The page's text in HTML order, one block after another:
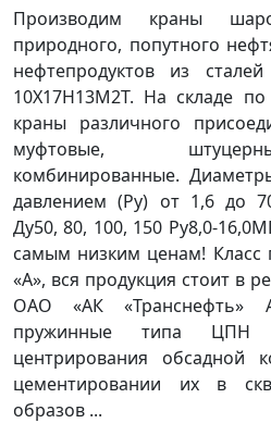
Производим краны
природного, попутного
нефтепродуктов из
10Х17Н13М2Т. На складе
краны различного
муфтовые,
комбинированные.
давлением (Ру) от 1,6 до
Ду50, 80, 100, 150 Ру8,0-
самым низким ценам! Класс
«А», вся продукция стоит в
ОАО «АК «Транснефть»
пружинные типа ЦПН
центрирования обсадной
цементировании их в
образов ...